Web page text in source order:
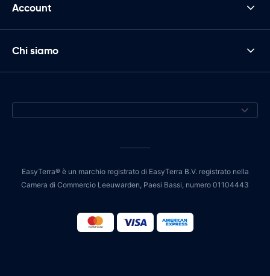
Account
Chi siamo
EasyTerra® è un marchio registrato di EasyTerra B.V. registrato nella
Camera di Commercio Leeuwarden, Paesi Bassi, numero 01104443